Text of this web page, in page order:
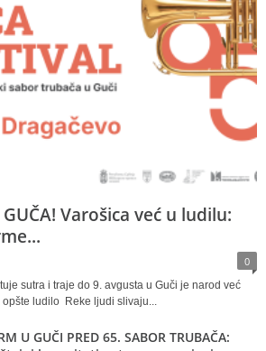
GUČA! Varošica već u ludilu:
0
sutra i traje do 9. avgusta u Guči je narod već
ludilo Reke ljudi slivaju...
U GUČI PRED 65. SABOR TRUBAČA: